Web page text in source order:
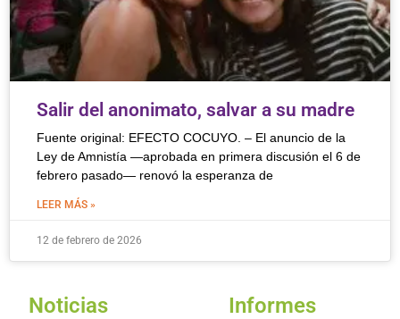
Salir del anonimato, salvar a su madre
Fuente original: EFECTO COCUYO. – El anuncio de la
Ley de Amnistía —aprobada en primera discusión el 6 de
febrero pasado— renovó la esperanza de
LEER MÁS »
12 de febrero de 2026
Noticias Informes